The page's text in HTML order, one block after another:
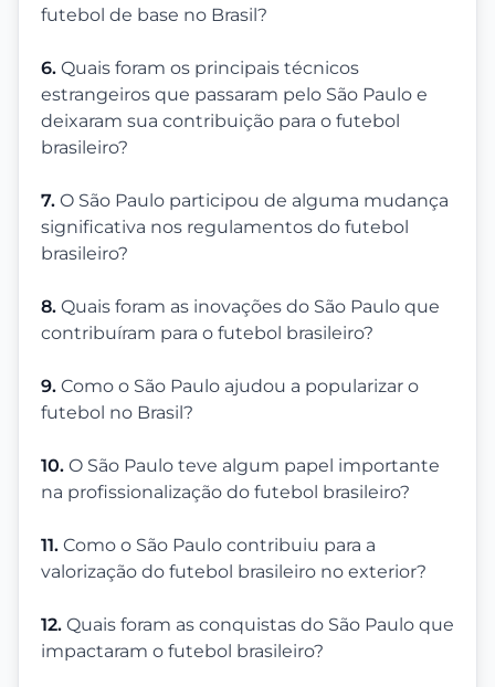
futebol de base no Brasil?
6. Quais foram os principais técnicos
estrangeiros que passaram pelo São Paulo e
deixaram sua contribuição para o futebol
brasileiro?
7. O São Paulo participou de alguma mudança
significativa nos regulamentos do futebol
brasileiro?
8. Quais foram as inovações do São Paulo que
contribuíram para o futebol brasileiro?
9. Como o São Paulo ajudou a popularizar o
futebol no Brasil?
10. O São Paulo teve algum papel importante
na profissionalização do futebol brasileiro?
11. Como o São Paulo contribuiu para a
valorização do futebol brasileiro no exterior?
12. Quais foram as conquistas do São Paulo que
impactaram o futebol brasileiro?